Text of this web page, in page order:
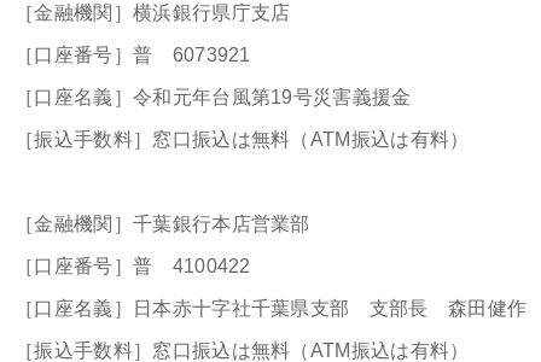
［金融機関］横浜銀行県庁支店
［口座番号］普 6073921
［口座名義］令和元年台風第19号災害義援金
［振込手数料］窓口振込は無料（ATM振込は有料）
［金融機関］千葉銀行本店営業部
［口座番号］普 4100422
［口座名義］日本赤十字社千葉県支部 支部長 森田健作
［振込手数料］窓口振込は無料（ATM振込は有料）